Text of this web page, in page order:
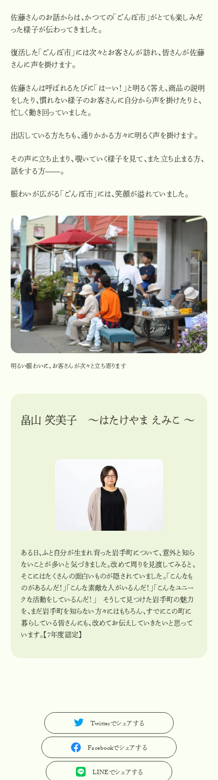
佐藤さんのお話からは、かつての「ごんぼ市」がとても楽しみだ
った様子が伝わってきました。
復活した「ごんぼ市」には次々とお客さんが訪れ、皆さんが佐藤
さんに声を掛けます。
佐藤さんは呼ばれるたびに「はーい！」と明るく答え、商品の説明
をしたり、慣れない様子のお客さんに自分から声を掛けたりと、
忙しく動き回っていました。
出店している方たちも、通りかかる方々に明るく声を掛けます。
その声に立ち止まり、覗いていく様子を見て、また立ち止まる方、
話をする方——。
賑わいが広がる「ごんぼ市」には、笑顔が溢れていました。
明るい賑わいに、お客さんが次々と立ち寄ります
畠山 笑美子 ～はたけやま えみこ ～
ある日、ふと自分が生まれ育った岩手町について、意外と知ら
ないことが多いと気づきました。改めて周りを見渡してみると、
そこにはたくさんの面白いものが隠されていました。「こんなも
のがあるんだ！」「こんな素敵な人がいるんだ！」「こんなユニー
クな活動をしているんだ！」 そうして見つけた岩手町の魅力
を、まだ岩手町を知らない方々にはもちろん、すでにこの町に
暮らしている皆さんにも、改めてお伝えしていきたいと思って
います。【7年度認定】
Twitterでシェアする
Twitterでシェアする
Facebookでシェアする
Facebookでシェアする
LINEでシェアする
LINEでシェアする